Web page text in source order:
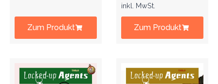
Zum Produkt
inkl. MwSt.
Zum Produkt